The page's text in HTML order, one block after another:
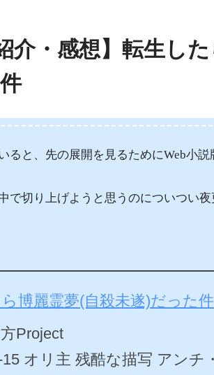
介・感想】転生し
ると、先の展開を見るためにWeb小
で切り上げようと思うのについつい
博麗霊夢(自殺未遂)だった件
Project
オリ主 残酷な描写 アンチ